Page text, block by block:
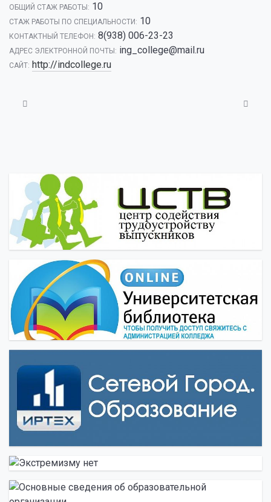
ОБЩИЙ СТАЖ РАБОТЫ: 10
CТАЖ РАБОТЫ ПО СПЕЦИАЛЬНОСТИ: 10
КОНТАКТНЫЙ ТЕЛЕФОН: 8(938) 006-23-23
АДРЕС ЭЛЕКТРОННОЙ ПОЧТЫ: ing_college@mail.ru
САЙТ: http://indcollege.ru